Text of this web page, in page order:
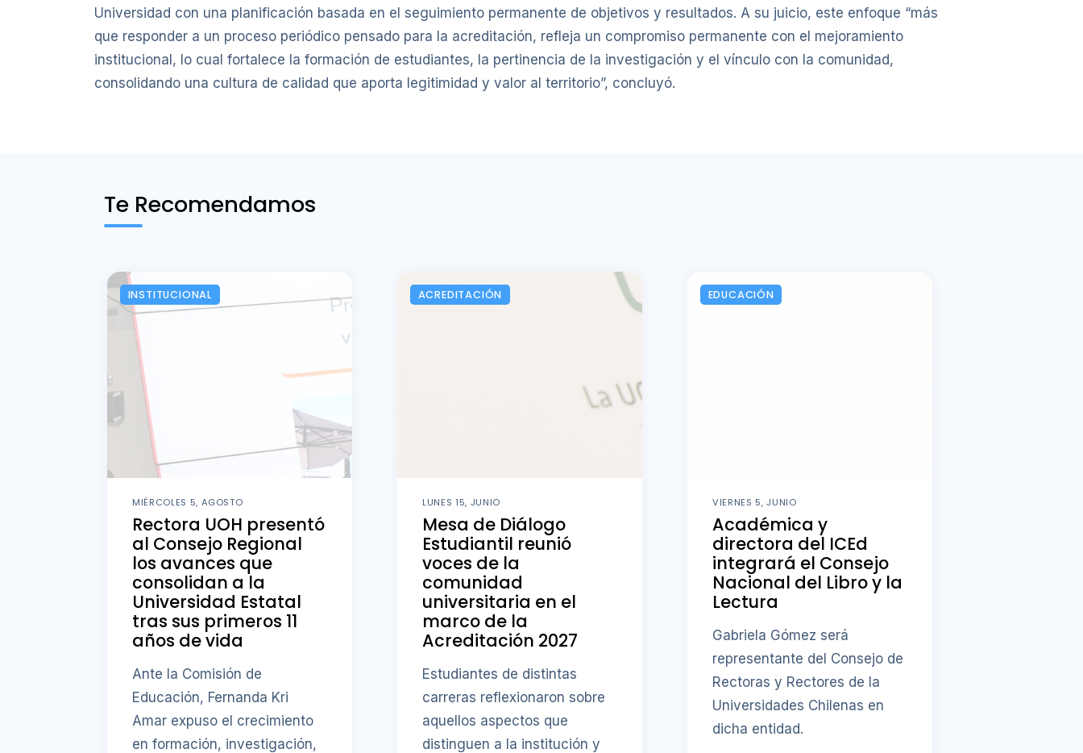
Universidad con una planificación basada en el seguimiento permanente de objetivos y resultados. A su juicio, este enfoque “más
que responder a un proceso periódico pensado para la acreditación, refleja un compromiso permanente con el mejoramiento
institucional, lo cual fortalece la formación de estudiantes, la pertinencia de la investigación y el vínculo con la comunidad,
consolidando una cultura de calidad que aporta legitimidad y valor al territorio”, concluyó.
Te Recomendamos
INSTITUCIONAL
MIÉRCOLES 5, AGOSTO
Rectora UOH presentó
al Consejo Regional
los avances que
consolidan a la
Universidad Estatal
tras sus primeros 11
años de vida
Ante la Comisión de
Educación, Fernanda Kri
Amar expuso el crecimiento
en formación, investigación,
ACREDITACIÓN
LUNES 15, JUNIO
Mesa de Diálogo
Estudiantil reunió
voces de la
comunidad
universitaria en el
marco de la
Acreditación 2027
Estudiantes de distintas
carreras reflexionaron sobre
aquellos aspectos que
distinguen a la institución y
EDUCACIÓN
VIERNES 5, JUNIO
Académica y
directora del ICEd
integrará el Consejo
Nacional del Libro y la
Lectura
Gabriela Gómez será
representante del Consejo de
Rectoras y Rectores de la
Universidades Chilenas en
dicha entidad.